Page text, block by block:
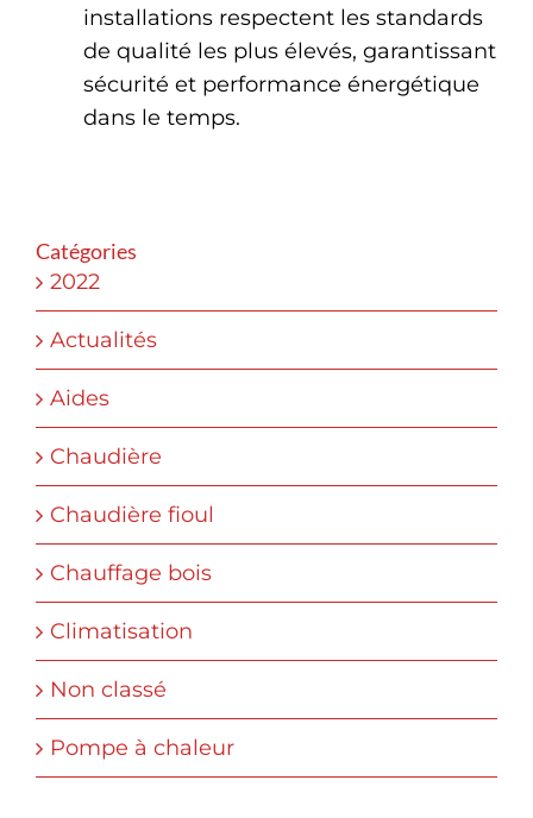
installations respectent les standards
de qualité les plus élevés, garantissant
sécurité et performance énergétique
dans le temps.
Catégories
2022
Actualités
Aides
Chaudière
Chaudière fioul
Chauffage bois
Climatisation
Non classé
Pompe à chaleur